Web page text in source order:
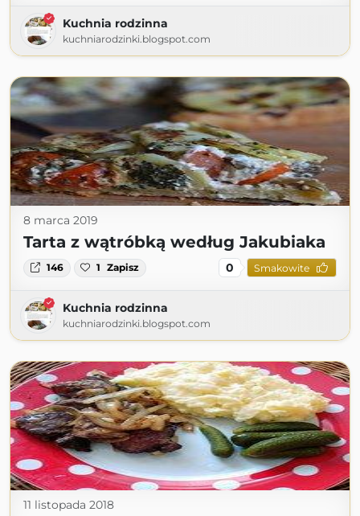
Kuchnia rodzinna
kuchniarodzinki.blogspot.com
8 marca 2019
Tarta z wątróbką według Jakubiaka
146 1 Zapisz 0 Smakowite
Kuchnia rodzinna
kuchniarodzinki.blogspot.com
11 listopada 2018